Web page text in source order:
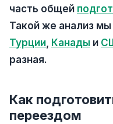
часть общей
Такой же анализ
Турции, Канады и
разная.
Как
переездом